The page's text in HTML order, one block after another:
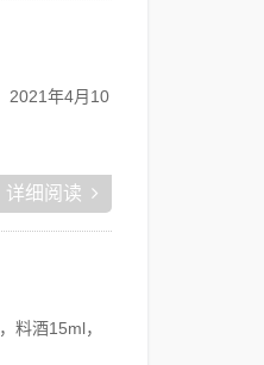
2021年4月10
详细阅读
料酒15ml，